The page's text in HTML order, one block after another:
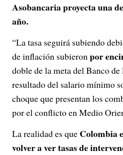
Asobancaria proyecta una
año.
“La tasa seguirá subiendo
de inflación subieronpor
doble de la meta del Banco
resultado del salario mínimo
choque que presentan los
por el conflicto en Medio
La realidad es que Colombia
volver a ver tasas de